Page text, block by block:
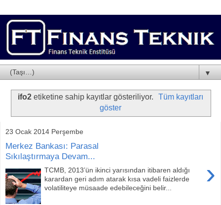
▼
ifo2etiketine sahip kayıtlar gösteriliyor.
Tüm kayıtları
göster
23 Ocak 2014 Perşembe
Merkez Bankası: Parasal
Sıkılaştırmaya Devam...
›
TCMB, 2013’ün ikinci yarısından itibaren aldığı
karardan geri adım atarak kısa vadeli faizlerde
volatiliteye müsaade edebileceğini belir...